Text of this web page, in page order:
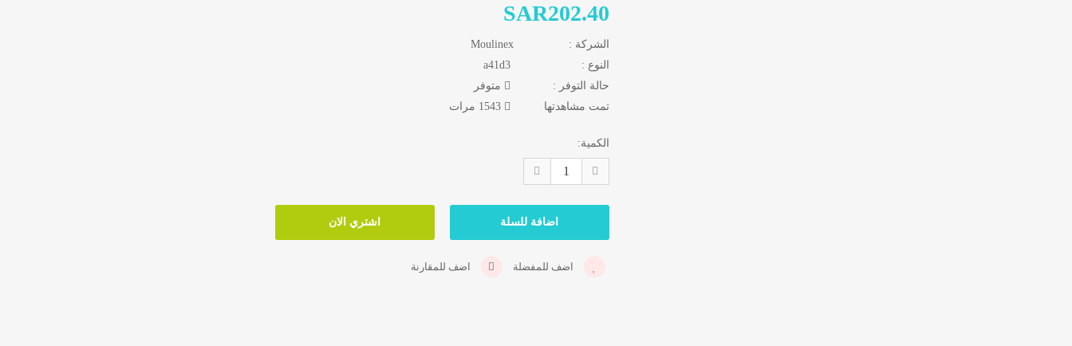
SAR202.40
الشركة :
Moulinex
النوع :
a41d3
حالة التوفر :
متوفر
تمت مشاهدتها
1543 مرات
الكمية:
اضف للمفضلة اضف للمقارنة